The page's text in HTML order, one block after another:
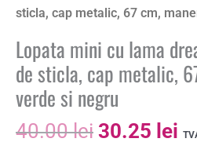
sticla, cap metalic, 67 cm,
Lopata mini cu lama
de sticla, cap metalic,
verde si negru
40.00lei 30.25 lei